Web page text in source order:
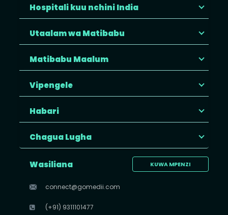
Hospitali kuu nchini India
Utaalam wa Matibabu
Matibabu Maalum
Vipengele
Habari
Chagua Lugha
KUWA MPENZI
Wasiliana
connect@gomedii.com
(+91) 9311101477